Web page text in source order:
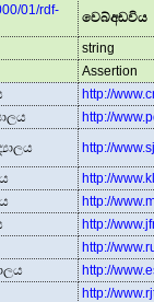
01/rdf-
වෙබ්අඩවිය
string
Assertion
http://
http://
http://
http://
http://
http://
http://
http://
http://